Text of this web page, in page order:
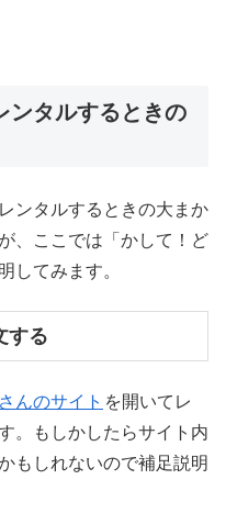
ンタルするときの
ンタルするときの大まか
、ここでは「かして！ど
してみます。
する
んのサイト を開いてレ
。もしかしたらサイト内
もしれないので補足説明